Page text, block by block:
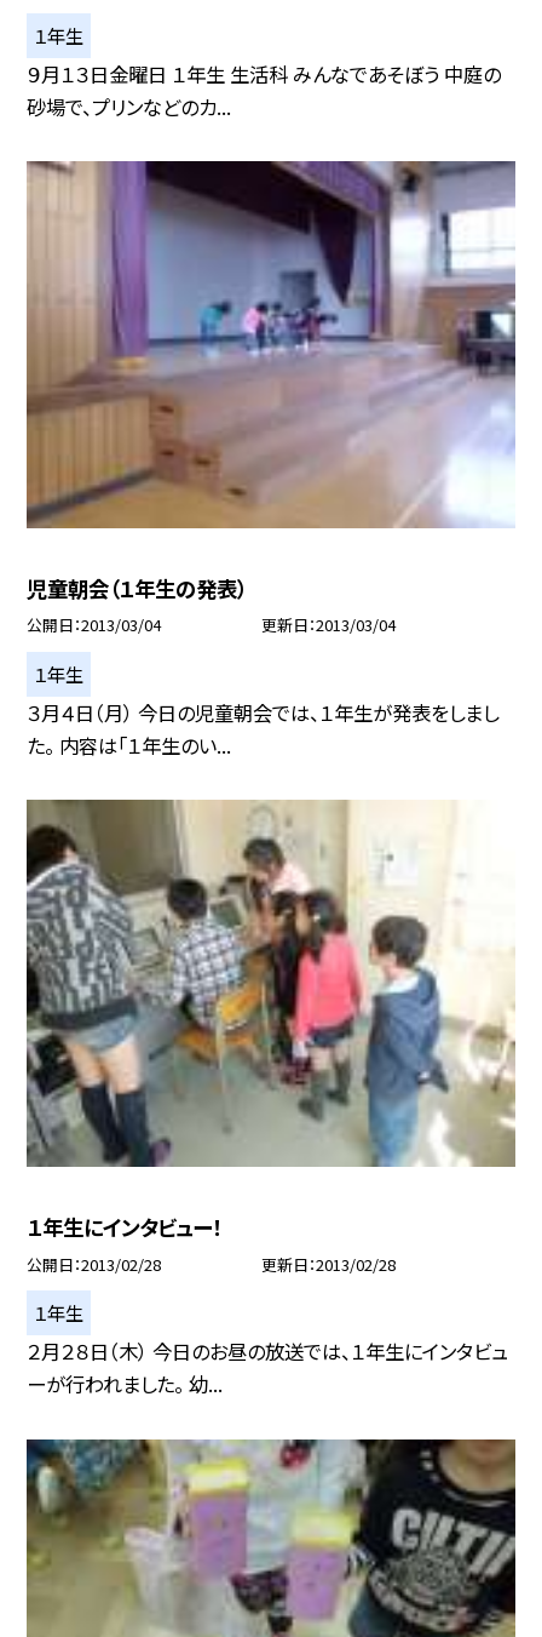
１年生
９月１３日金曜日 １年生 生活科 みんなであそぼう 中庭の
砂場で、プリンなどのカ...
児童朝会（１年生の発表）
公開日 2013/03/04 更新日 2013/03/04
１年生
３月４日（月） 今日の児童朝会では、１年生が発表をしまし
た。 内容は「１年生のい...
１年生にインタビュー！
公開日 2013/02/28 更新日 2013/02/28
１年生
２月２８日（木） 今日のお昼の放送では、１年生にインタビュ
ーが行われました。 幼...